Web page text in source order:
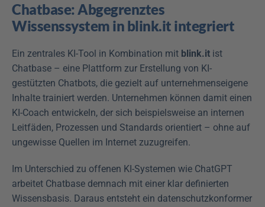
Chatbase: Abgegrenztes
Wissenssystem in blink.it integriert
Ein zentrales KI-Tool in Kombination mit blink.it ist
Chatbase – eine Plattform zur Erstellung von KI-
gestützten Chatbots, die gezielt auf unternehmenseigene
Inhalte trainiert werden. Unternehmen können damit einen
KI-Coach entwickeln, der sich beispielsweise an internen
Leitfäden, Prozessen und Standards orientiert – ohne auf
ungewisse Quellen im Internet zuzugreifen.
Im Unterschied zu offenen KI-Systemen wie ChatGPT
arbeitet Chatbase demnach mit einer klar definierten
Wissensbasis. Daraus entsteht ein datenschutzkonformer